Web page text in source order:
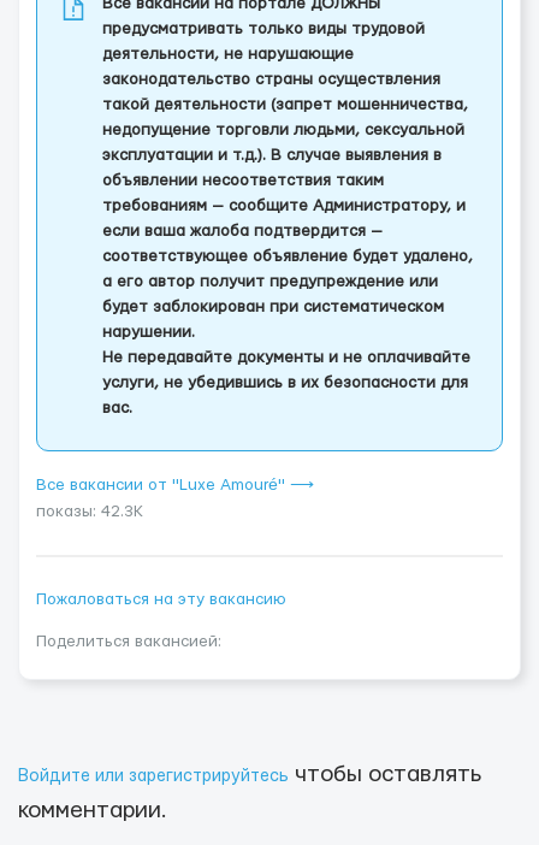
Все вакансии на портале ДОЛЖНЫ
предусматривать только виды трудовой
деятельности, не нарушающие
законодательство страны осуществления
такой деятельности (запрет мошенничества,
недопущение торговли людьми, сексуальной
эксплуатации и т.д.). В случае выявления в
объявлении несоответствия таким
требованиям — сообщите Администратору, и
если ваша жалоба подтвердится —
соответствующее объявление будет удалено,
а его автор получит предупреждение или
будет заблокирован при систематическом
нарушении.
Не передавайте документы и не оплачивайте
услуги, не убедившись в их безопасности для
вас.
Все вакансии от "Luxe Amouré" ⟶
показы: 42.3K
Пожаловаться на эту вакансию
Поделиться вакансией:
Войдите или зарегистрируйтесь чтобы оставлять
комментарии.